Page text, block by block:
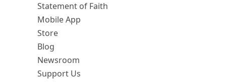
Statement of Faith
Mobile App
Store
Blog
Newsroom
Support Us